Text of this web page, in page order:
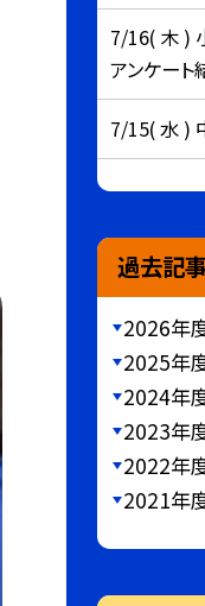
7/16( 木 )
アンケー
7/15( 水 )
過去記
2026年
2025年
2024年
2023年
2022年
2021年